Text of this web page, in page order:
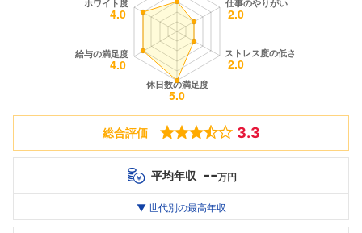
総合評価 3.3
平均年収 --万円
最高年収
20代
401万
30代
--万
--万
▼ 世代別の最高年収